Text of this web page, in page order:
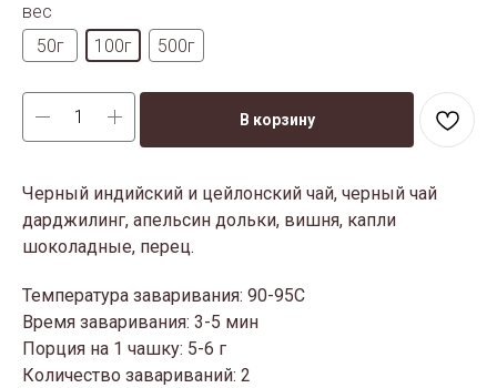
вес
50г
100г 500г
В корзину
Черный индийский и цейлонский чай, черный чай
дарджилинг, апельсин дольки, вишня, капли
шоколадные, перец.
Температура заваривания: 90-95С
Время заваривания: 3-5 мин
Порция на 1 чашку: 5-6 г
Количество завариваний: 2